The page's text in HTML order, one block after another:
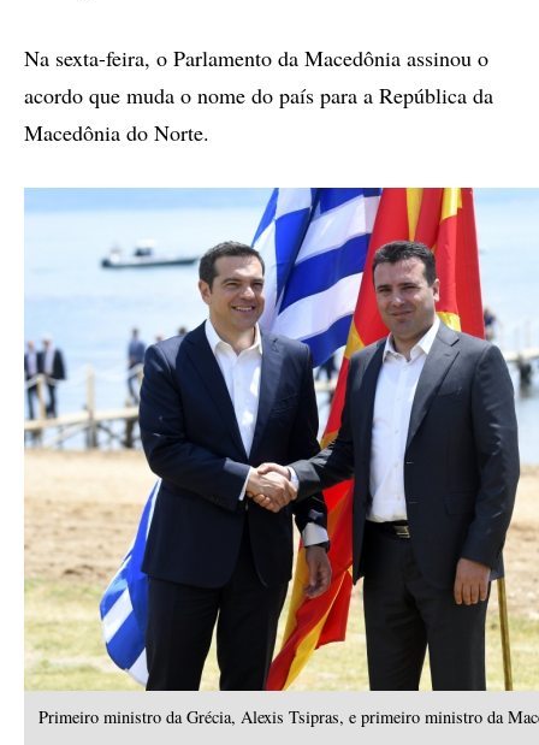
Na sexta-feira, o Parlamento da Macedônia assinou o
acordo que muda o nome do país para a República da
Macedônia do Norte.
Primeiro ministro da Grécia, Alexis Tsipras, e primeiro ministro da